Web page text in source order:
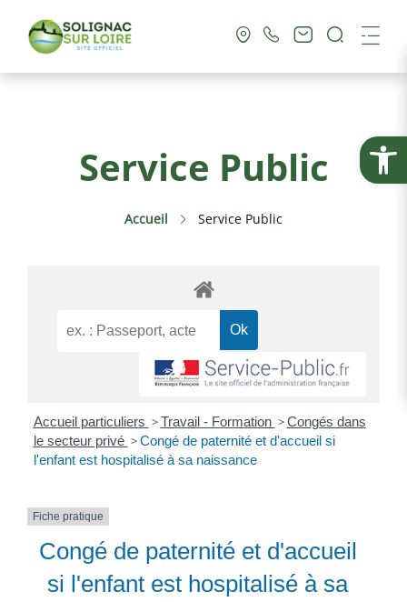
Ouvrir
Vie Pratique
Culture & Loisirs
Service Public
Service Public
Accueil Service Public
Accueil particuliers > Travail - Formation > Congés dans
le secteur privé > Congé de paternité et d'accueil si
l'enfant est hospitalisé à sa naissance
Fiche pratique
Congé de paternité et d'accueil
si l'enfant est hospitalisé à sa